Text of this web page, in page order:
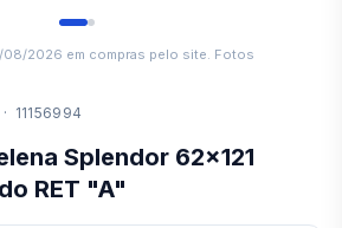
08/2026 em compras pelo site. Fotos
· 11156994
Splendor 62x121
RET "A"